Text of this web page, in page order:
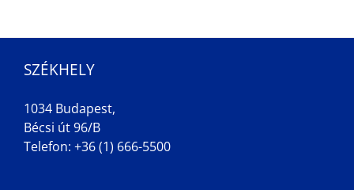
SZÉKHELY
1034 Budapest,
Bécsi út 96/B
Telefon: +36 (1) 666-5500